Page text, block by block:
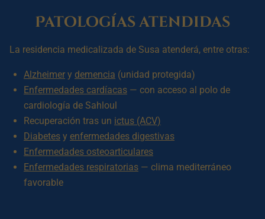
Patologías atendidas
La residencia medicalizada de Susa atenderá, entre otras:
Alzheimer y demencia (unidad protegida)
Enfermedades cardíacas — con acceso al polo de
cardiología de Sahloul
Recuperación tras un ictus (ACV)
Diabetes y enfermedades digestivas
Enfermedades osteoarticulares
Enfermedades respiratorias — clima mediterráneo
favorable